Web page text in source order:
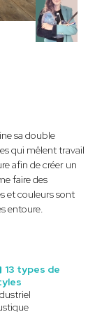
sa double
qui mêlent travail
afin de créer un
faire des
et couleurs sont
entoure.
13 types de